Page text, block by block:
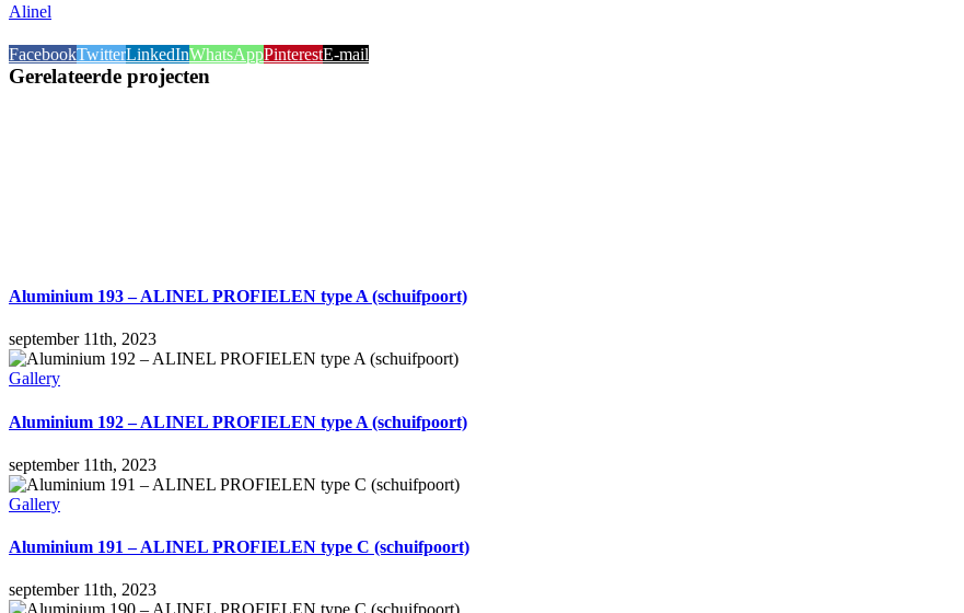
Alinel
FacebookTwitterLinkedInWhatsAppPinterestE-mail
Gerelateerde projecten
Aluminium 193 – ALINEL PROFIELEN type A (schuifpoort)
september 11th, 2023
Gallery
Aluminium 192 – ALINEL PROFIELEN type A (schuifpoort)
september 11th, 2023
Gallery
Aluminium 191 – ALINEL PROFIELEN type C (schuifpoort)
september 11th, 2023